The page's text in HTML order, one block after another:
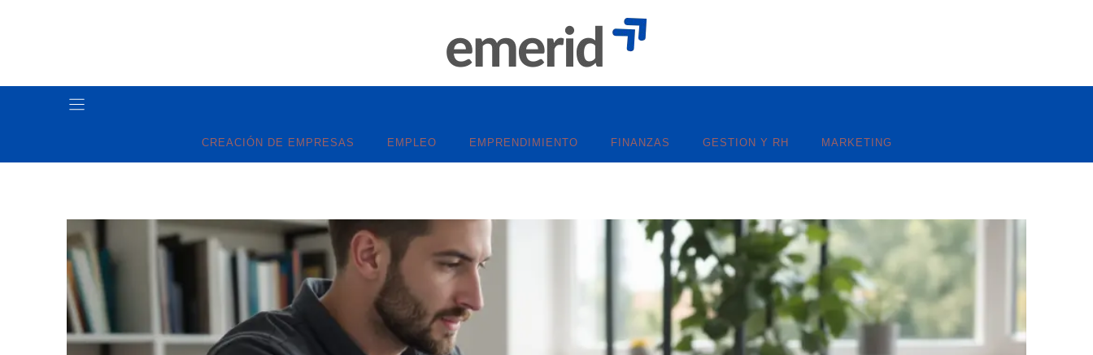
CREACIÓN DE EMPRESAS EMPLEO EMPRENDIMIENTO FINANZAS GESTION Y RH MARKETING